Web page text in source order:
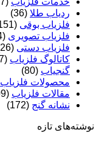
ردیاب طلا (36)
فلزیاب بوقی (151)
فلزیاب تصویری (54)
فلزیاب دستی (26)
کاتالوگ فلزیاب (17)
گنجیاب (80)
محصولات فلزیاب
مقالات فلزیاب (299)
نشانه گنج (172)
نوشته‌های تازه